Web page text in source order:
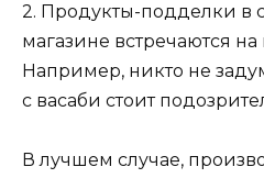
2. Продукты-подделки в
магазине встречаются
Например, никто не
с васаби стоит
В лучшем случае,